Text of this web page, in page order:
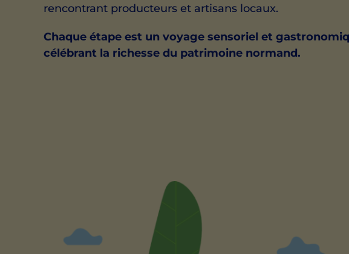
rencontrant producteurs et artisans locaux.
Chaque étape est un voyage sensoriel et
célébrant la richesse du patrimoine normand.